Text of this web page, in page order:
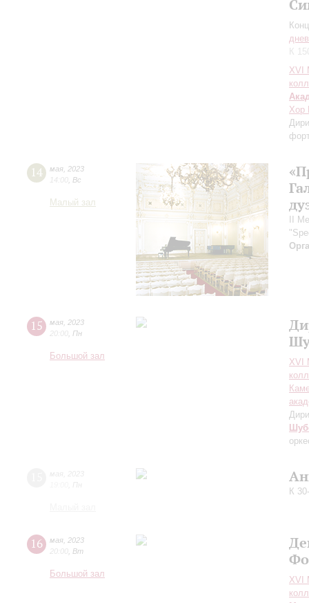
К
XVI
Хор
14 мая 2023
14:00 Вс
Малый зал
II
15 мая 2023
20:00 Пн
Большой зал
XVI
К
16 мая 2023
20:00 Вт
Большой зал
XVI